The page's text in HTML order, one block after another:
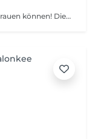
Die professionellen Hände, denen Sie vertrauen können! Die Massage ist die Praxis des Knetens oder Manipulierens der Muskeln und anderer Weichteile einer Person, um Stress zu reduzieren, Muskelschmerzen zu lindern, die Entspannung zu fördern und die Funktion des Immunsystems zu verbessern. Vorteile einer Anti-Cellulite-Massage: - verbessert die Durchblutung - beseitigt Stauungen in der Haut - aktiviert Stoffwechselprozesse in Zellen und Geweben - Muskeln und Gewebe werden mit Sauerstoff und Mineralien versorgt - die Haut wird glatt und elastisch Wie wird eine Anti-Cellulite-Massage durchgeführt? - der Rücken wird massiert - Arme werden massiert - Beine werden massiert - der Bauch wird massiert Altersbeschränkungen: empfohlen ab 16 Jahren. Empfehlungen nach dem Eingriff: nach dem Eingriff 2-3 Stunden keinen Sport und plötzliche Bewegungen machen. Frequenz: 2-3 Mal pro Woche, insgesamt 10 Mal. Wiederholen Sie den Eingriff alle 3-6 Monate.